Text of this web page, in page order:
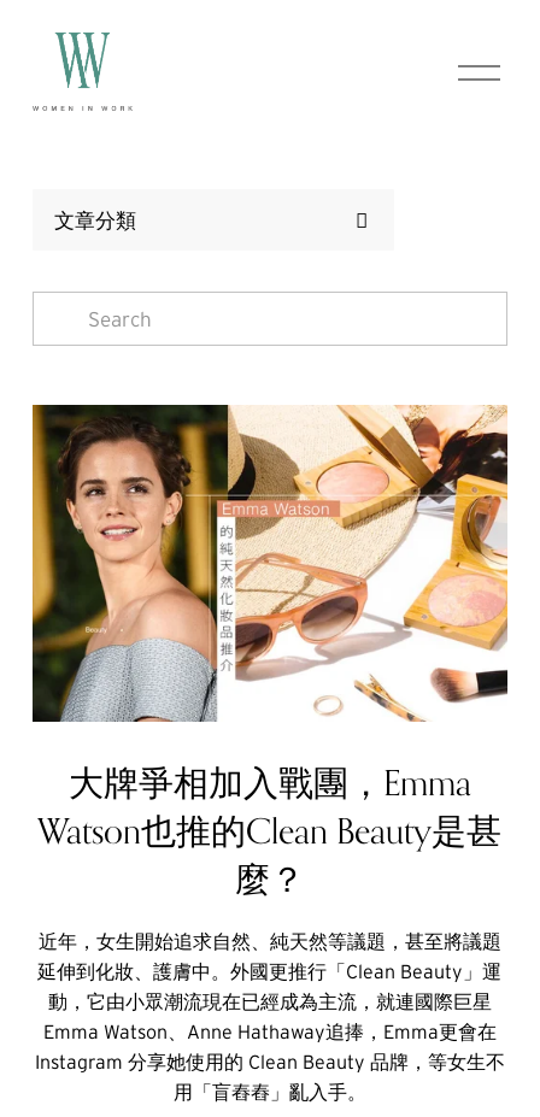
O
p
文章分類
大牌爭相加入戰團，Emma
Watson也推的Clean Beauty是甚
麼？
近年，女生開始追求自然、純天然等議題，甚至將議題
延伸到化妝、護膚中。外國更推行「Clean Beauty」運
動，它由小眾潮流現在已經成為主流，就連國際巨星
Emma Watson、Anne Hathaway追捧，Emma更會在
Instagram 分享她使用的 Clean Beauty 品牌，等女生不
用「盲舂舂」亂入手。